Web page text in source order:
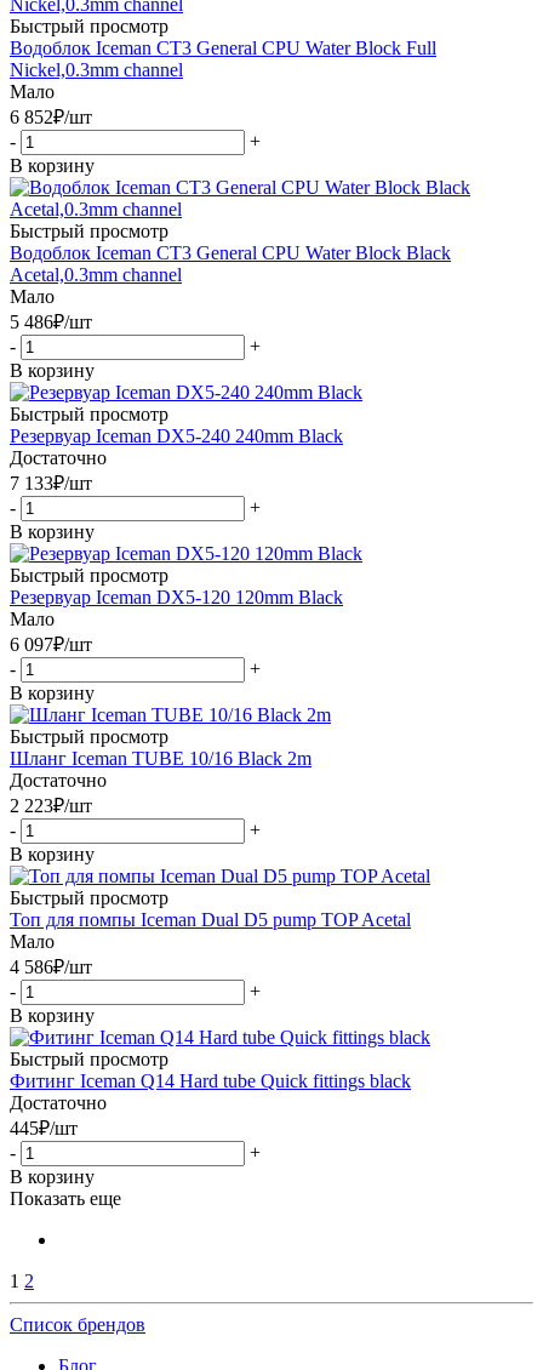
Быстрый просмотр
Водоблок Iceman CT3 General CPU Water Block Full
Nickel,0.3mm channel
Мало
6 852₽/шт
-
+
В корзину
Быстрый просмотр
Водоблок Iceman CT3 General CPU Water Block Black
Acetal,0.3mm channel
Мало
5 486₽/шт
-
+
В корзину
Быстрый просмотр
Резервуар Iceman DX5-240 240mm Black
Достаточно
7 133₽/шт
-
+
В корзину
Быстрый просмотр
Резервуар Iceman DX5-120 120mm Black
Мало
6 097₽/шт
-
+
В корзину
Быстрый просмотр
Шланг Iceman TUBE 10/16 Black 2m
Достаточно
2 223₽/шт
-
+
В корзину
Быстрый просмотр
Топ для помпы Iceman Dual D5 pump TOP Acetal
Мало
4 586₽/шт
-
+
В корзину
Быстрый просмотр
Фитинг Iceman Q14 Hard tube Quick fittings black
Достаточно
445₽/шт
-
+
В корзину
Показать еще
1 2
Список брендов
Блог